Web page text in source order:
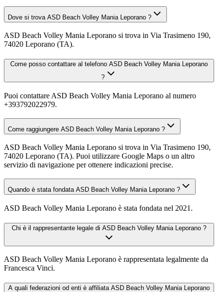
Dove si trova ASD Beach Volley Mania Leporano ?
ASD Beach Volley Mania Leporano si trova in Via Trasimeno 190,
74020 Leporano (TA).
Come posso contattare al telefono ASD Beach Volley Mania Leporano
?
Puoi contattare ASD Beach Volley Mania Leporano al numero
+393792022979.
Come raggiungere ASD Beach Volley Mania Leporano ?
ASD Beach Volley Mania Leporano si trova in Via Trasimeno 190,
74020 Leporano (TA). Puoi utilizzare Google Maps o un altro
servizio di navigazione per ottenere indicazioni precise.
Quando è stata fondata ASD Beach Volley Mania Leporano ?
ASD Beach Volley Mania Leporano è stata fondata nel 2021.
Chi è il rappresentante legale di ASD Beach Volley Mania Leporano ?
ASD Beach Volley Mania Leporano è rappresentata legalmente da
Francesca Vinci.
A quali federazioni od enti è affiliata ASD Beach Volley Mania Leporano